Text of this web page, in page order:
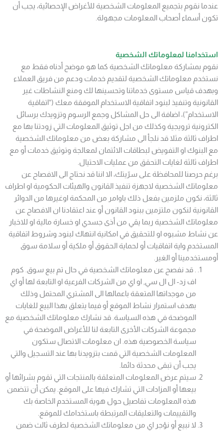
عندما نقوم بتجميع المعلومات الشخصية للأغراض الإحصائية، يجب أن
تكون أسماء أصحاب المعلومات مجهولة.
استخدامنا لمعلوماتك الشخصية
نقوم بمشاركة معلوماتك الشخصية كما هو موضح أدناه فقط مع
نستخدم معلوماتك الشخصية لتقديم خدمات ودعم من فريق العملاء
وبهدف قياس مستوى خدماتنا وتحسينها لك ومنع النشاطات غير
القانونية وتنفيذ لبنود اتفاقية الاستخدام الموفقة معك (“اتفاقية
الاستخدام”)، اضافة الى حل المشاكل وجمع الرسوم وتزويدك برسائل
الكترونية ترويجية وكذلك من اجل توثيق المعلومات التي زودتنا بها مع
اطراف ثالثة مثلا قد نلجأ الى مشاركة بعض من معلوماتك الشخصية
مع البنوك او التفويض لبطاقات الائتمان لمعالجة وتوثيق خدمات أو مع
اطراف ثالثة لغايات التحقق من عمليات الاحتيال.
برغم حرصنا للمحافظة على سرّيتك، الا اننا قد نحتاج الى الافصاح عن
معلوماتك الشخصية لاجهزة تنفيذ القانون والهيئات الحكومية او اطراف
ثالثة، نكون ملزمين بفعل ذلك باوامر من المحكمة اوغيرها من الدوائر
القانونية لنكون ملتزمين ببنود القانون أو عند اعتقادنا ان الافصاح عن
معلوماتك الشخصية ربما يقي من أذى جسدي او خسارة مالية او للاخبار
عن نشاط مشبوه او للتحقيق في امكانية انتهاك لبنود وشروط اتفاقية
المستخدم واية اتفاقيات أو لحماية الحقوق أو ملكية أو سلامة سوق
أومستخدمينا أو الغير.
. قد نفصح عن معلوماتك الشخصية في حال تم بيع سوق. كوم
اف زد- ال ال سي, او اي من الشركات الفرعية او التابعة لها أو اي
من موجداتها المتعقة باعمالها الى المشتري المحتمل وذلك
بهدف استمرار نشاط الموقع أو فيما يتعلق بهذا البيع للغايات
الموضحة في هذه السياسة. قد نشارك معلوماتك الشخصية مع
مجموعة الشركات الأخرى التابعة لنا للأغراض الموضحة في
سياسة الخصوصية هذه. ان معلومات الاتصال ستكون
المعلومات الشخصية التي قمت بتزويدنا بها عند التسجيل والتي
يجب أن تبقى محدثة دائما.
سيتم عرض المعلومات المتعلقة بالمنتجات التي تقوم بشرائها أو
بيعها أو المزادات التي تشارك فيها على الموقع. يمكن أن تتضمن
هذه المعلومات تفاصيل حول هوية المستخدم الخاصة بك
والتقييمات والتعليقات المرتبطة باستخدامك للموقع.
لا نبيع أو نؤجر اي من معلوماتك الشخصية لطرف ثالث ضمن